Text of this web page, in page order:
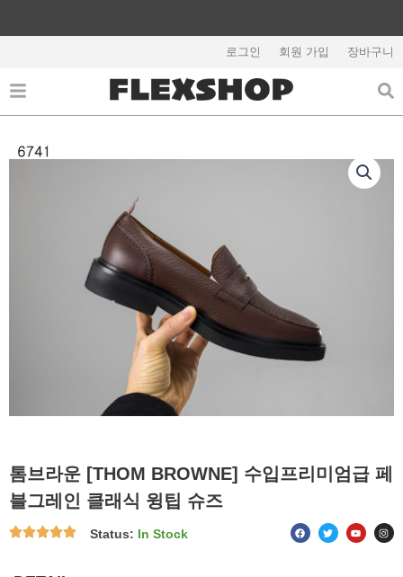
건
너
기
로그인 회원 가입 장바구니
톰브라운 [THOM BROWNE] 수입프리미엄급 페
블그레인 클래식 윙팁 슈즈
Status: In Stock F
a
c
T
w
i
Y
o
u
I
n
s